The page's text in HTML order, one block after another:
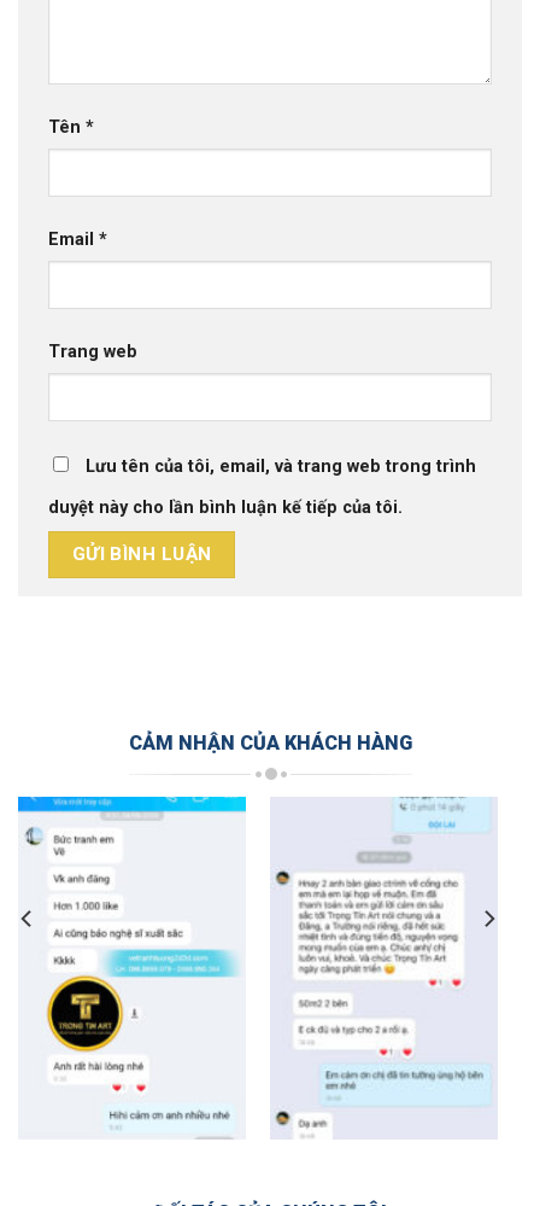
Tên *
Email *
Trang web
Lưu tên của tôi, email, và trang web trong trình
duyệt này cho lần bình luận kế tiếp của tôi.
CẢM NHẬN CỦA KHÁCH HÀNG